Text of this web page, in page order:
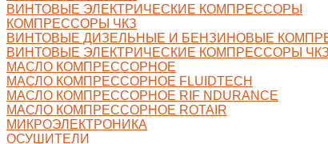
ВИНТОВЫЕ ЭЛЕКТРИЧЕСКИЕ КОМПРЕССОРЫ
КОМПРЕССОРЫ ЧКЗ
ВИНТОВЫЕ ДИЗЕЛЬНЫЕ И БЕНЗИНОВЫЕ
ВИНТОВЫЕ ЭЛЕКТРИЧЕСКИЕ КОМПРЕССОРЫ ЧКЗ
МАСЛО КОМПРЕССОРНОЕ
МАСЛО КОМПРЕССОРНОЕ FLUIDTECH
МАСЛО КОМПРЕССОРНОЕ RIF NDURANCE
МАСЛО КОМПРЕССОРНОЕ ROTAIR
МИКРОЭЛЕКТРОНИКА
ОСУШИТЕЛИ